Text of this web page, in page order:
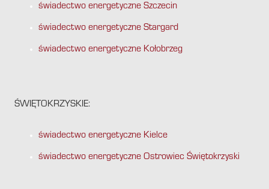
świadectwo energetyczne Szczecin
świadectwo energetyczne Stargard
świadectwo energetyczne Kołobrzeg
ŚWIĘTOKRZYSKIE:
świadectwo energetyczne Kielce
świadectwo energetyczne Ostrowiec Świętokrzyski